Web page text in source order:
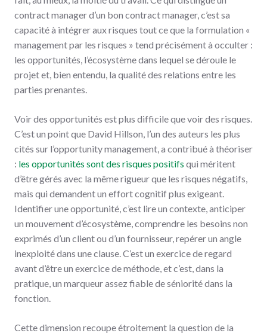
contract manager d’un bon contract manager, c’est sa
capacité à intégrer aux risques tout ce que la formulation «
management par les risques » tend précisément à occulter :
les opportunités, l’écosystème dans lequel se déroule le
projet et, bien entendu, la qualité des relations entre les
parties prenantes.
Voir des opportunités est plus difficile que voir des risques.
C’est un point que David Hillson, l’un des auteurs les plus
cités sur l’opportunity management, a contribué à théoriser
: les opportunités sont des risques positifs qui méritent
d’être gérés avec la même rigueur que les risques négatifs,
mais qui demandent un effort cognitif plus exigeant.
Identifier une opportunité, c’est lire un contexte, anticiper
un mouvement d’écosystème, comprendre les besoins non
exprimés d’un client ou d’un fournisseur, repérer un angle
inexploité dans une clause. C’est un exercice de regard
avant d’être un exercice de méthode, et c’est, dans la
pratique, un marqueur assez fiable de séniorité dans la
fonction.
Cette dimension recoupe étroitement la question de la